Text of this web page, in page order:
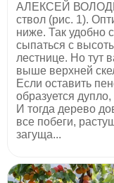
АЛЕКСЕЙ
ствол (рис. 1).
ниже. Так удобно
сыпаться с
лестнице. Но тут
выше верхней
Если оставить
образуется
И тогда дерево
все побеги,
загуща...